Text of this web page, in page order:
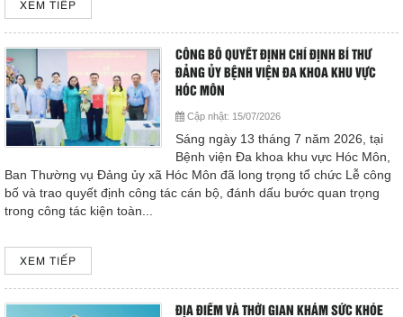
XEM TIẾP
CÔNG BỐ QUYẾT ĐỊNH CHỈ ĐỊNH BÍ THƯ
ĐẢNG ỦY BỆNH VIỆN ĐA KHOA KHU VỰC
HÓC MÔN
Cập nhật: 15/07/2026
Sáng ngày 13 tháng 7 năm 2026, tại
Bệnh viện Đa khoa khu vực Hóc Môn,
Ban Thường vụ Đảng ủy xã Hóc Môn đã long trọng tổ chức Lễ công
bố và trao quyết định công tác cán bộ, đánh dấu bước quan trọng
trong công tác kiện toàn...
XEM TIẾP
ĐỊA ĐIỂM VÀ THỜI GIAN KHÁM SỨC KHỎE